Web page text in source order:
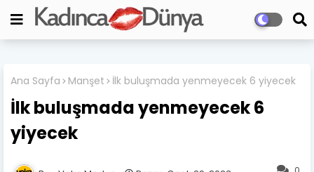
Ana Sayfa Manşet İlk buluşmada yenmeyecek 6 yiyecek
İlk buluşmada yenmeyecek 6
yiyecek